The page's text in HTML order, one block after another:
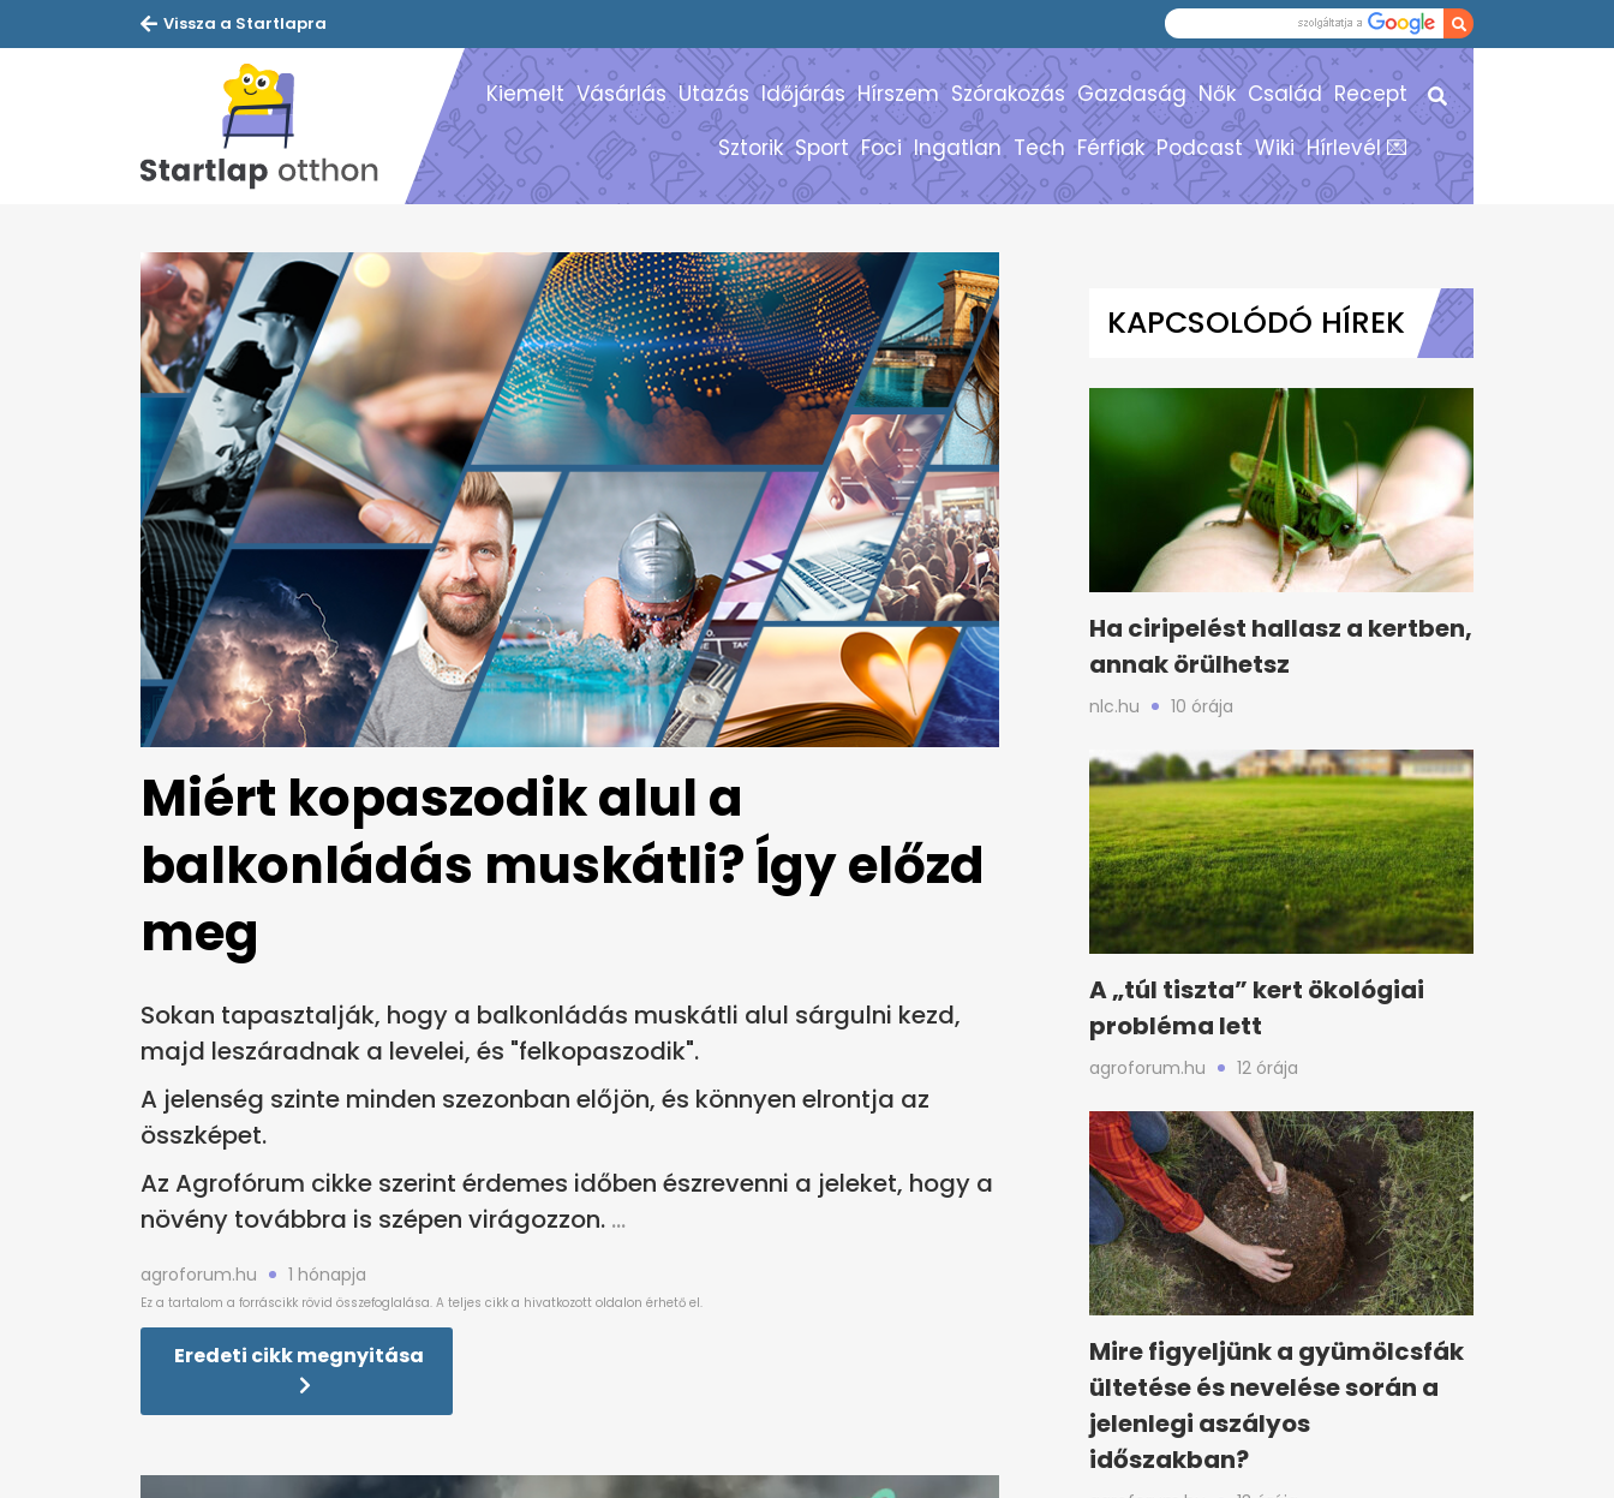
Vissza a Startlapra
Kiemelt Vásárlás Utazás Időjárás Hírszem Szórakozás Gazdaság Nők Család Recept
Sztorik Sport Foci Ingatlan Tech Férfiak Podcast Wiki Hírlevél 💌
Miért kopaszodik alul a
balkonládás muskátli? Így előzd
meg
Sokan tapasztalják, hogy a balkonládás muskátli alul sárgulni kezd,
majd leszáradnak a levelei, és "felkopaszodik".
A jelenség szinte minden szezonban előjön, és könnyen elrontja az
összképet.
Az Agrofórum cikke szerint érdemes időben észrevenni a jeleket, hogy a
növény továbbra is szépen virágozzon.
agroforum.hu 1 hónapja
Eredeti cikk megnyitása
KAPCSOLÓDÓ HÍREK
Ha ciripelést hallasz a kertben,
annak örülhetsz
nlc.hu 10 órája
A „túl tiszta” kert ökológiai
probléma lett
agroforum.hu 12 órája
Mire figyeljünk a gyümölcsfák
ültetése és nevelése során a
jelenlegi aszályos
időszakban?